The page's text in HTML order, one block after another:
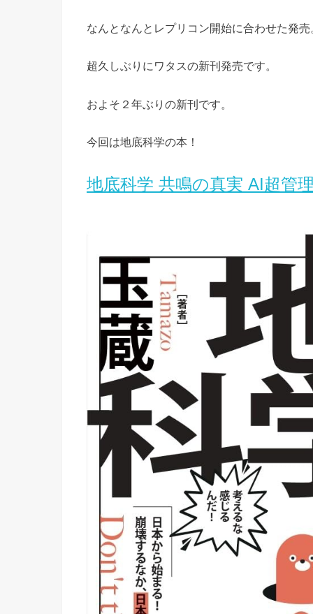
なんとなんとレプリコン開始に合わせた発売
超久しぶりにワタスの新刊発売です。
およそ２年ぶりの新刊です。
今回は地底科学の本！
地底科学 共鳴の真実 AI超管